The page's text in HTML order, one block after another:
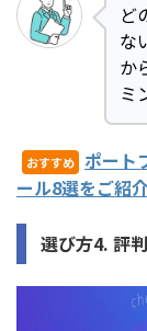
ど
な
か
ミ
おすすめ
ポート
ール8選をご紹
選び方4. 評